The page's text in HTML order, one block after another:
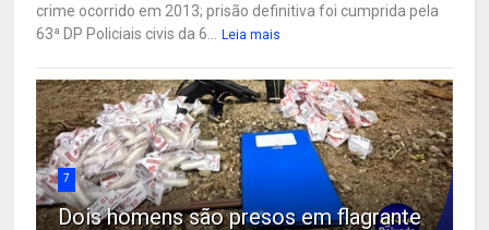
crime ocorrido em 2013; prisão definitiva foi cumprida pela
63ª DP Policiais civis da 6...
Leia mais
7
Dois homens são presos em flagrante